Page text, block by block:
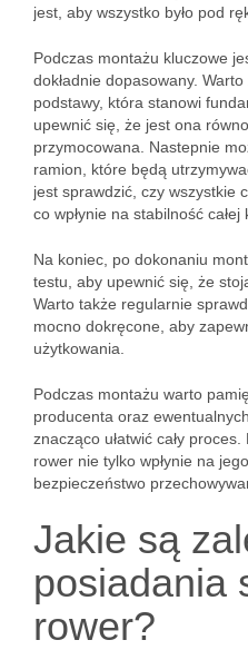
jest, aby wszystko było pod
Podczas montażu kluczowe
dokładnie dopasowany.
podstawy, która stanowi
upewnić się, że jest ona
przymocowana. Nastepnie
ramion, które będą
jest sprawdzić, czy wszystkie
co wpłynie na stabilność całej
Na koniec, po dokonaniu
testu, aby upewnić się, że
Warto także regularnie
mocno dokręcone, aby
użytkowania.
Podczas montażu warto
producenta oraz
znacząco ułatwić cały
rower nie tylko wpłynie na
bezpieczeństwo
Jakie są
posiadania
rower?